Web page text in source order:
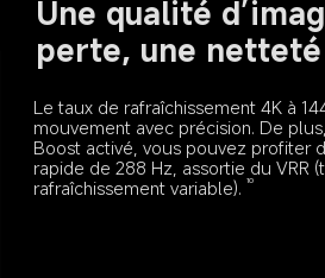
Une qualité
perte, une
Le taux de rafraîchissement 4K à
mouvement avec précision. De
Boost activé, vous pouvez profiter
rapide de 288 Hz, assortie du VRR
rafraîchissement variable).
10